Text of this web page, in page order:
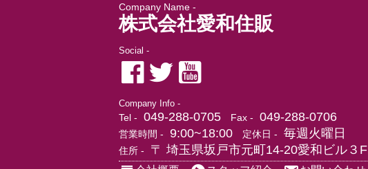
Company Name -
株式会社愛和住販
Social -
Company Info -
Tel - 049-288-0705 Fax - 049-288-0706
営業時間 - 9:00~18:00 定休日 - 毎週火曜日
住所 - 〒 埼玉県坂戸市元町14-20愛和ビル３F